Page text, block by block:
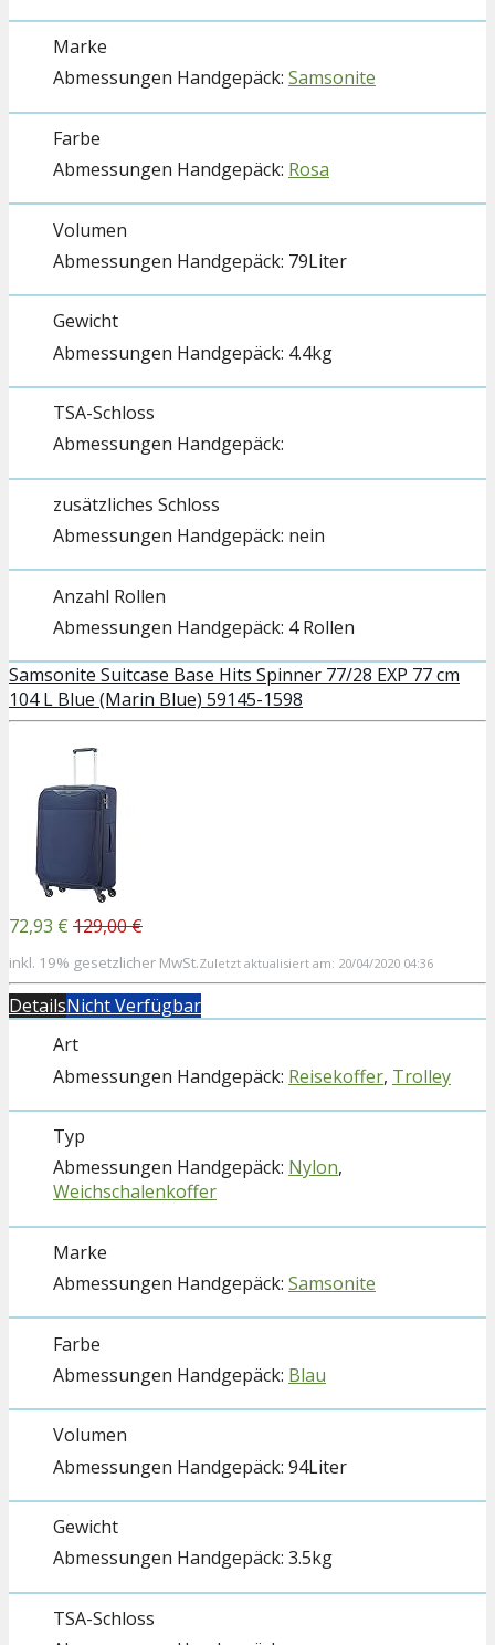
Marke
Samsonite
Farbe
Rosa
Volumen
79Liter
Gewicht
4.4kg
TSA-Schloss
zusätzliches Schloss
nein
Anzahl Rollen
4 Rollen
Samsonite Suitcase Base Hits Spinner 77/28 EXP 77 cm
104 L Blue (Marin Blue) 59145-1598
72,93 € 129,00 €
inkl. 19% gesetzlicher MwSt.Zuletzt aktualisiert am: 20/04/2020 04:36
DetailsNicht Verfügbar
Art
Reisekoffer, Trolley
Typ
Nylon,
Weichschalenkoffer
Marke
Samsonite
Farbe
Blau
Volumen
94Liter
Gewicht
3.5kg
TSA-Schloss